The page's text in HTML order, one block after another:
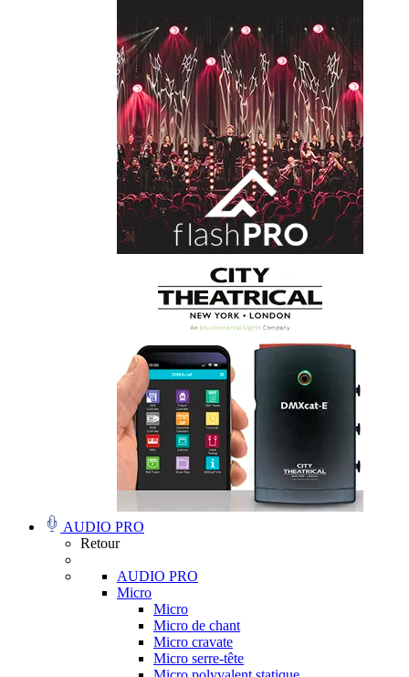
AUDIO PRO
Retour
AUDIO PRO
Micro
Micro
Micro de chant
Micro cravate
Micro serre-tête